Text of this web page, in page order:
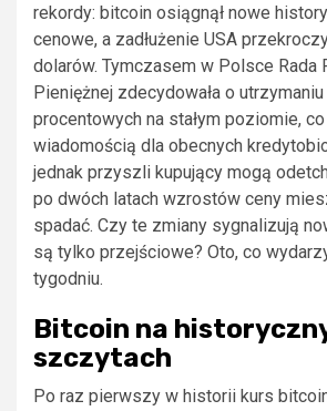
rekordy: bitcoin osiągnął nowe
cenowe, a zadłużenie USA
dolarów. Tymczasem w Polsce Rada
Pieniężnej zdecydowała o
procentowych na stałym poziomie,
wiadomością dla obecnych
jednak przyszli kupujący mogą
po dwóch latach wzrostów ceny
spadać. Czy te zmiany sygnalizują
są tylko przejściowe? Oto, co
tygodniu.
Bitcoin na
szczytach
Po raz pierwszy w historii kurs